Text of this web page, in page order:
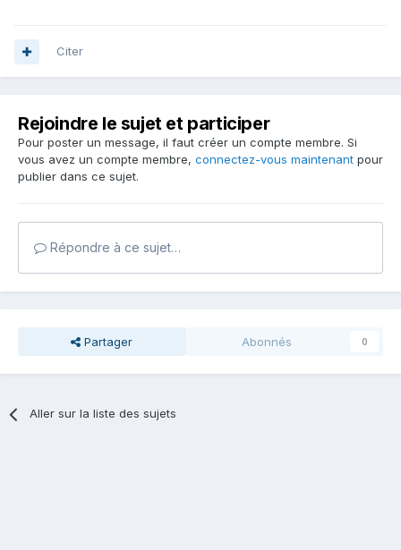
Citer
Rejoindre le sujet et participer
Pour poster un message, il faut créer un compte membre. Si
vous avez un compte membre, connectez-vous maintenant pour
publier dans ce sujet.
Répondre à ce sujet…
Partager Abonnés 0
Aller sur la liste des sujets